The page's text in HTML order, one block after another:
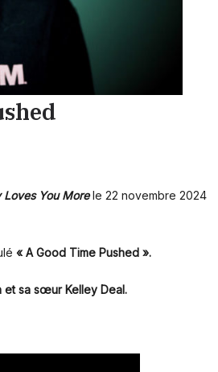
Loves You Morele 22 novembre 2024
« A Good Time Pushed ».
et sa sœur Kelley Deal.